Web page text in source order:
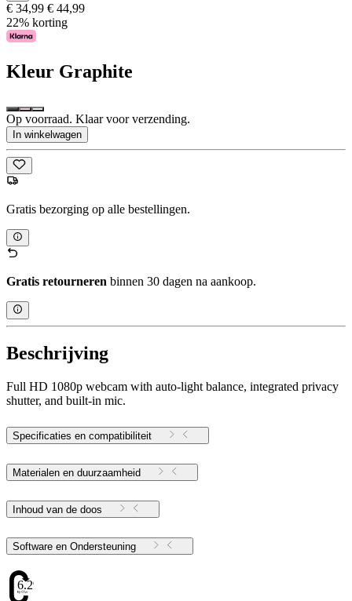
€ 34,99 € 44,99
22% korting
Kleur Graphite
Op voorraad. Klaar voor verzending.
In winkelwagen
Gratis bezorging op alle bestellingen.
Gratis retourneren binnen 30 dagen na aankoop.
Beschrijving
Full HD 1080p webcam with auto-light balance, integrated privacy
shutter, and built-in mic.
Specificaties en compatibiliteit
Materialen en duurzaamheid
Inhoud van de doos
Software en Ondersteuning
6.29